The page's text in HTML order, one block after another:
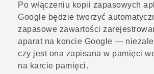
Po włączeniu kopii zapasowych
Google będzie tworzyć
zapasowe zawartości
aparat na koncie Google —
czy jest ona zapisana w pamięci
na karcie pamięci.